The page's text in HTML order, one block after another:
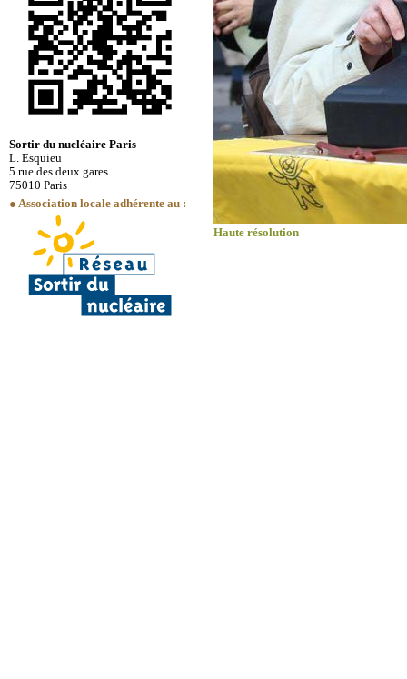
Sortir du nucléaire Paris
L. Esquieu
5 rue des deux gares
75010 Paris
● Association locale adhérente au :
Haute résolution